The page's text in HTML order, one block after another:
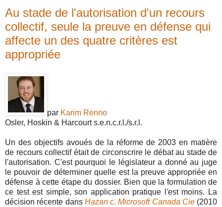
Au stade de l'autorisation d'un recours
collectif, seule la preuve en défense qui
affecte un des quatre critères est
appropriée
par Karim Renno
Osler, Hoskin & Harcourt s.e.n.c.r.l./s.r.l.
Un des objectifs avoués de la réforme de 2003 en matière
de recours collectif était de circonscrire le débat au stade de
l'autorisation. C'est pourquoi le législateur a donné au juge
le pouvoir de déterminer quelle est la preuve appropriée en
défense à cette étape du dossier. Bien que la formulation de
ce test est simple, son application pratique l'est moins. La
décision récente dans Hazanc.Microsoft Canada Cie(2010